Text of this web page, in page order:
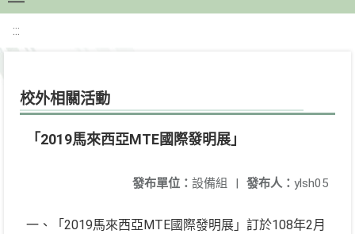
:::
校外相關活動
「2019馬來西亞MTE國際發明展」
發布人： ylsh05
發布單位： 設備組 |
一、「2019馬來西亞MTE國際發明展」訂於108年2月